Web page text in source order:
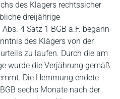
des Klägers rechtssicher
dreijährige
4 Satz 1 BGB a.F. begann
des Klägers von der
zu laufen. Durch die am
wurde die Verjährung gemäß
Die Hemmung endete
sechs Monate nach der